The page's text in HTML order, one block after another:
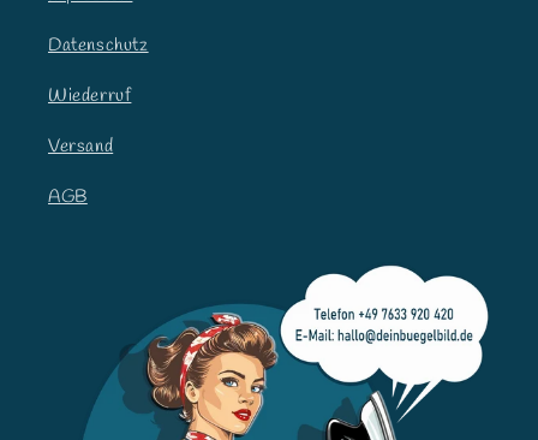
Datenschutz
Wiederruf
Versand
AGB